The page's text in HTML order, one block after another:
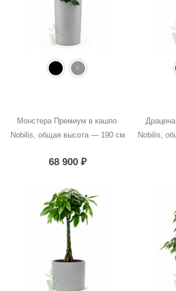
Монстера Премиум в кашпо
Nobilis, общая высота — 190 см
68 900₽
Nobilis,